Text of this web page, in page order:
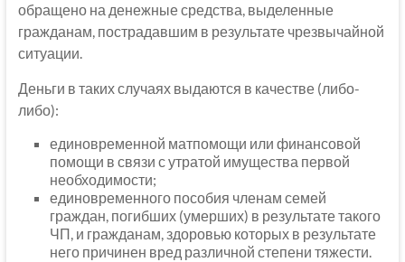
обращено на денежные средства, выделенные
гражданам, пострадавшим в результате чрезвычайной
ситуации.
Деньги в таких случаях выдаются в качестве (либо-
либо):
единовременной матпомощи или финансовой
помощи в связи с утратой имущества первой
необходимости;
единовременного пособия членам семей
граждан, погибших (умерших) в результате такого
ЧП, и гражданам, здоровью которых в результате
него причинен вред различной степени тяжести.